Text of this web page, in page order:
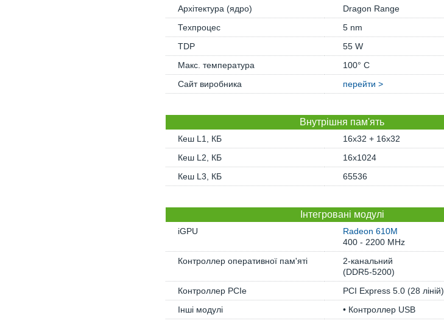
Архітектура (ядро)
Dragon Range
Техпроцес
5 nm
TDP
55 W
Макс. температура
100° C
Сайт виробника
перейти >
Внутрішня пам'ять
Кеш L1, КБ
16x32 + 16x32
Кеш L2, КБ
16x1024
Кеш L3, КБ
65536
Інтегровані модулі
iGPU
Radeon 610M
400 - 2200 MHz
Контроллер оперативної пам'яті
2-канальний
(DDR5-5200)
Контроллер PCIe
PCI Express 5.0 (28 ліній)
Інші модулі
• Контроллер USB